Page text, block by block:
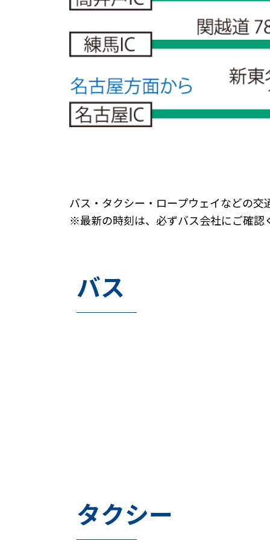
バス・タクシー・ロープウェイなどの交
※最新の時刻は、必ずバス会社にご確認
バス
タクシー